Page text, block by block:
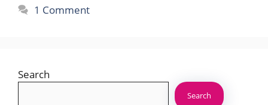
1 Comment
Search
Search